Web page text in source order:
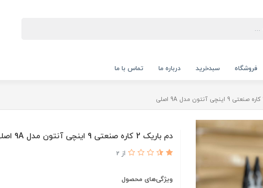
فروشگاه سبدخرید درباره ما تماس با ما
دم باریک 2 کاره صنعتی 9 اینچی آنتون مدل 9A اصلی
از 2
ویژگی‌های محصول